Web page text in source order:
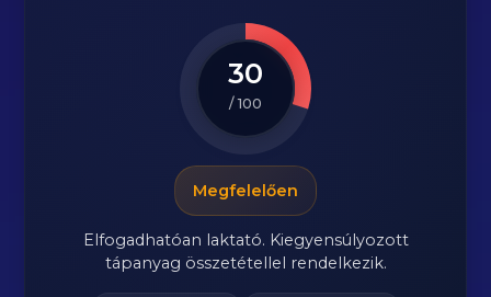
30
/ 100
Megfelelően
Elfogadhatóan laktató. Kiegyensúlyozott
tápanyag összetétellel rendelkezik.